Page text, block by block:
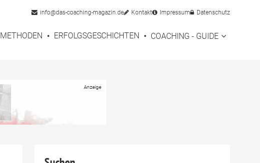
info@das-coaching-magazin.de Kontakt Impressum Datenschutz
METHODEN ERFOLGSGESCHICHTEN COACHING - GUIDE